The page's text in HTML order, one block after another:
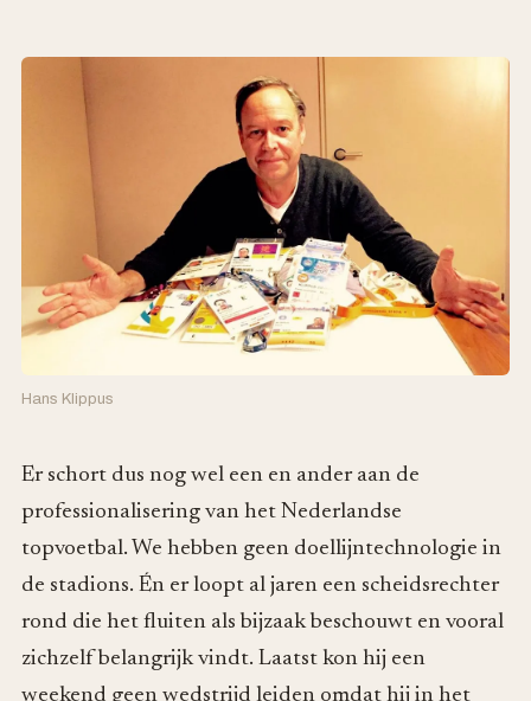
Hans Klippus
Er schort dus nog wel een en ander aan de
professionalisering van het Nederlandse
topvoetbal. We hebben geen doellijntechnologie in
de stadions. Én er loopt al jaren een scheidsrechter
rond die het fluiten als bijzaak beschouwt en vooral
zichzelf belangrijk vindt. Laatst kon hij een
weekend geen wedstrijd leiden omdat hij in het